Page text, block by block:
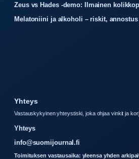
Zeus vs Hades -demo: Ilmainen
Melatoniini ja alkoholi – riskit,
Yhteys
Vastauskykyinen yhteystiski, joka ohjaa vinkit ja
Yhteys
info@suomijournal.fi
Toimituksen vastausaika: yleensa yhden